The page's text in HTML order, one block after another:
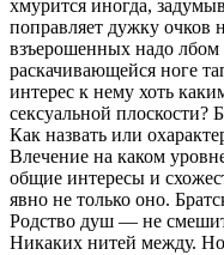
хмурится иногда,
поправляет дужку очков
взъерошенных надо
раскачивающейся ноге
интерес к нему хоть
сексуальной плоскости?
Как назвать или
Влечение на каком
общие интересы и
явно не только оно.
Родство душ — не
Никаких нитей между.